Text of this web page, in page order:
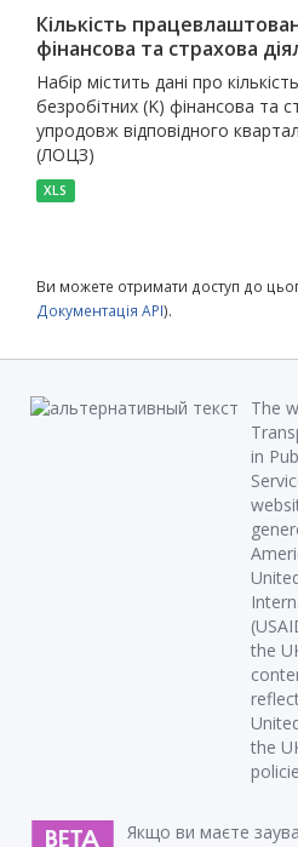
Кількість
фінансова та страхова
Набір містить дані про
безробітних (K) фінансова та
упродовж відповідного
(ЛОЦЗ)
XLS
Ви можете отримати доступ до
Документація API).
The
in
the
the
Якщо ви маєте